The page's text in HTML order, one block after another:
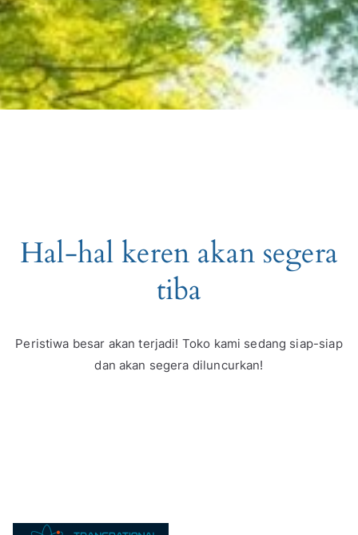
Hal-hal keren akan segera
tiba
Peristiwa besar akan terjadi! Toko kami sedang siap-siap
dan akan segera diluncurkan!